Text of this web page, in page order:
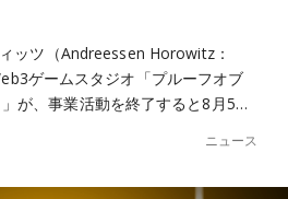
ッツ（Andreessen Horowitz：
ゲームスタジオ「プルーフオブ
が、事業活動を終了すると8月5…
ニュース